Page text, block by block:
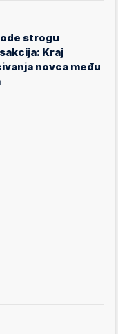
strogu
Kraj
novca među